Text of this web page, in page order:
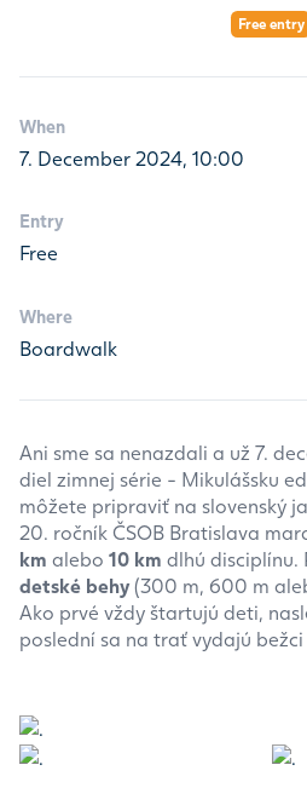
Free entry
When
7. December 2024, 10:00
Entry
Free
Where
Boardwalk
Ani sme sa nenazdali a už 7.
diel zimnej série - Mikulášsku
môžete pripraviť na slovenský
20. ročník ČSOB Bratislava
km alebo 10 km dlhú disciplínu.
detské behy(300 m, 600 m
Ako prvé vždy štartujú deti,
poslední sa na trať vydajú bežci